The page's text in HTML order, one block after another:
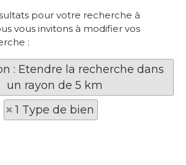
pour votre recherche à
vous invitons à modifier vos
:
: Etendre la recherche dans
un rayon de 5 km
1 Type de bien